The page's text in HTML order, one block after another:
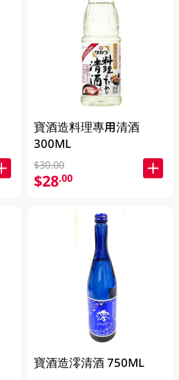
寶酒造料理專用清酒
300ML
$30.00
$28.00
寶酒造澪清酒 750ML